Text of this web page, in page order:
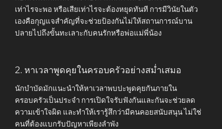
เท่าไรจะพอ หรือเสียเท่าไรจะต้องหยุดทันที การมีวินัยในตัว
เองคือกุญแจสำคัญที่จะช่วยป้องกันไม่ให้สถานการณ์บาน
ปลายไปถึงขั้นทะเลาะกับคนรักหรือพ่อแม่พี่น้อง
2. หาเวลาพูดคุยในครอบครัวอย่างสม่ำเสมอ
นักบำบัดมักแนะนำให้หาเวลาพบปะพูดคุยกันภายใน
ครอบครัวเป็นประจำ การเปิดใจรับฟังกันและกันจะช่วยลด
ความเข้าใจผิด และทำให้เรารู้สึกว่ามีคนคอยสนับสนุน ไม่ใช่
คนที่ต้องแบกรับปัญหาเพียงลำพัง